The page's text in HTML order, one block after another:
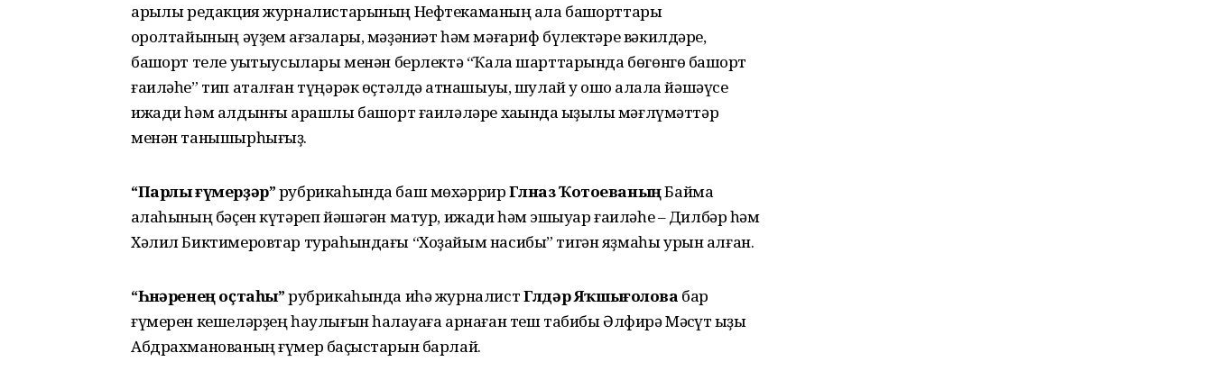
арҡылы редакция журналистарының Нефтекаманың ҡала башҡорттары
ҡоролтайының әүҙем ағзалары, мәҙәниәт һәм мәғариф бүлектәре вәкилдәре,
башҡорт теле уҡытыусылары менән берлектә “Ҡала шарттарында бөгөнгө башҡорт
ғаиләһе” тип аталған түңәрәк өҫтәлдә ҡатнашыуы, шулай уҡ ошо ҡалала йәшәүсе
ижади һәм алдынғы ҡарашлы башҡорт ғаиләләре хаҡында ҡыҙыҡлы мәғлүмәттәр
менән танышырһығыҙ.
“Парлы ғүмерҙәр”рубрикаһында баш мөхәррирГөлназ ҠотоеваныңБаймаҡ
ҡалаһының бәҫен күтәреп йәшәгән матур, ижади һәм эшҡыуар ғаиләһе – Дилбәр һәм
Хәлил Биктимеровтар тураһындағы “Хоҙайым насибы” тигән яҙмаһы урын алған.
“Һөнәренең оҫтаһы”рубрикаһында иһә журналистГөлдәр Яҡшығолова бар
ғүмерен кешеләрҙең һаулығын һаҡлауаға арнаған теш табибы Әлфирә Мәҡсүт ҡыҙы
Абдрахманованың ғүмер баҫҡыстарын барлай.